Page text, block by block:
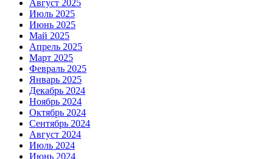
Август 2025
Июль 2025
Июнь 2025
Май 2025
Апрель 2025
Март 2025
Февраль 2025
Январь 2025
Декабрь 2024
Ноябрь 2024
Октябрь 2024
Сентябрь 2024
Август 2024
Июль 2024
Июнь 2024